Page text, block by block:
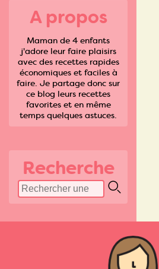
A propos
Maman de 4 enfants
j'adore leur faire plaisirs
avec des recettes rapides
économiques et faciles à
faire. Je partage donc sur
ce blog leurs recettes
favorites et en même
temps quelques astuces.
Recherche